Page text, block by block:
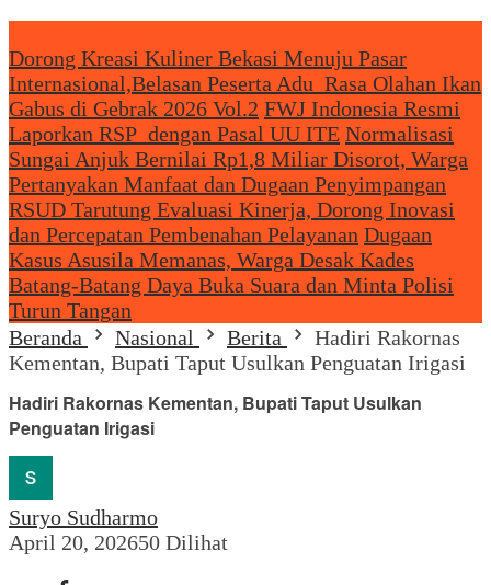
Dorong Kreasi Kuliner Bekasi Menuju Pasar
Internasional,Belasan Peserta Adu Rasa Olahan Ikan
Gabus di Gebrak 2026 Vol.2 FWJ Indonesia Resmi
Laporkan RSP dengan Pasal UU ITE Normalisasi
Sungai Anjuk Bernilai Rp1,8 Miliar Disorot, Warga
Pertanyakan Manfaat dan Dugaan Penyimpangan
RSUD Tarutung Evaluasi Kinerja, Dorong Inovasi
dan Percepatan Pembenahan Pelayanan Dugaan
Kasus Asusila Memanas, Warga Desak Kades
Batang-Batang Daya Buka Suara dan Minta Polisi
Turun Tangan
Beranda
Nasional Berita
Hadiri Rakornas
Kementan, Bupati Taput Usulkan Penguatan Irigasi
Hadiri Rakornas Kementan, Bupati Taput Usulkan
Penguatan Irigasi
Suryo Sudharmo
April 20, 202650 Dilihat